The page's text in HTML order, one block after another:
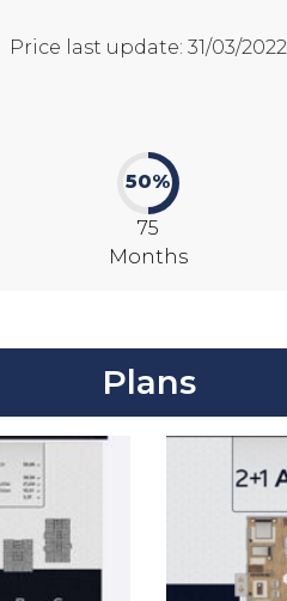
Price last update: 31/03/2022
50%
75
Months
Plans